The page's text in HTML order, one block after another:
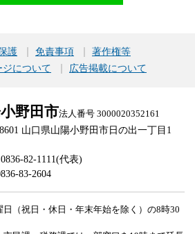
護 免責事項
著作権等
ジについて
広告掲載について
野田市法人番号 3000020352161
山口県山陽小野田市日の出一丁目1
82-1111(代表)
83-2604
（祝日・休日・年末年始を除く）の8時30